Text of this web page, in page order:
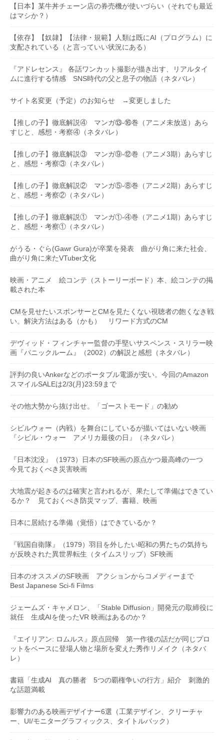
【日本】某牛丼チェーン店の券売機が使いづらい（それでも最近
はマシか？）
【依存】【奴隷】【法律・規範】人類は既にAI（プログラム）に
支配されている（と言っていい状況にある）
『アドレセンス』 各話ワンカット撮影が描き出す、リアルタイ
ムに進行する情感 SNS時代の父と息子の物語（ネタバレ）
サイト名変更（予定）のお知らせ →変更しました
【推しの子】徹底解説④ マンガ⑬-⑯巻（アニメ未放送）あら
すじと、感想・考察④（ネタバレ）
【推しの子】徹底解説③ マンガ⑨-⑫巻（アニメ3期）あらすじ
と、感想・考察③（ネタバレ）
【推しの子】徹底解説② マンガ⑤-⑧巻（アニメ2期）あらすじ
と、感想・考察②（ネタバレ）
【推しの子】徹底解説① マンガ①-④巻（アニメ1期）あらすじ
と、感想・考察①（ネタバレ）
がうる・ぐら(Gawr Gura)が卒業を発表 曲がり角に来た社会、
曲がり角に来たVTuber文化
映画・アニメ 絵コンテ（ストーリーボード）本、絵コンテの掲
載された本
CMを見せたいスポンサーとCMを見たくない視聴者の飽くなき戦
い。解決方法はある（かも） リワード方式のCM
デヴィッド・フィンチャー監督の手堅いサスペンス・スリラー映
画『パニックルーム』（2002）の解説と感想（ネタバレ）
評判の良いAnkerなどのポータブル電源が安い。今回のAmazon
スマイルSALEは2/3(月)23:59まで
その他大勢から抜け出せ。「ゴーストモード」の勧め
シビルウォー（内戦）を舞台にしているが描いてはいない映画
『シビル・ウォー アメリカ最後の日』（ネタバレ）
『日本沈没』（1973）日本のSF映画の原点かつ最高峰の一つ
今見ておくべき災害映画
大地震が起きるのは確実と言われるが、果たして準備はできてい
るか？ 見ておくべき防災マップ、書籍、映画
日本に居続ける準備（覚悟）はできているか？
『戦国自衛隊』（1979）羽目を外したい昭和の男たちの気持ち
が反映された異世界転生（タイムスリップ）SF映画
日本のオススメのSF映画 アクションからコメディーまで
Best Japanese Sci-fi Films
ジェームズ・キャメロン、「Stable Diffusion」開発元の取締役に
就任 生成AIを使ったVR 映画はあるのか？
『エイリアン: ロムルス』原点回帰 第一作後の話だが同じプロ
ットをベースに登場人物と場所を変えた秀作リメイク（ネタバ
レ）
書籍「生成AI 真の勝者 5つの覇権争いの行方」紹介 刺激的
な話題満載
影響力のある映画デザイナー6選（工業デザイン、クリーチャ
ー、UI/モニターグラフィックス、タイトルバック）